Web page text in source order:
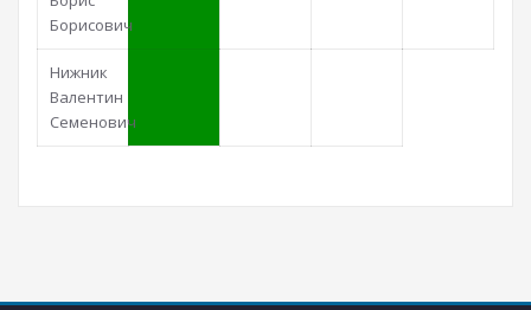
Борисович
Нижник
Валентин
Семенович